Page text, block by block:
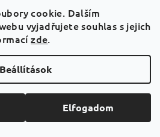
cookie. Dalším
vyjadřujete souhlas s jejich
zde.
Beállítások
Elfogadom
tím zprávy, sociální sítě,
doprava, nákupy
divu, že lidé stále
během dne cítit
aby pořád přidávali
energetické nápoje.